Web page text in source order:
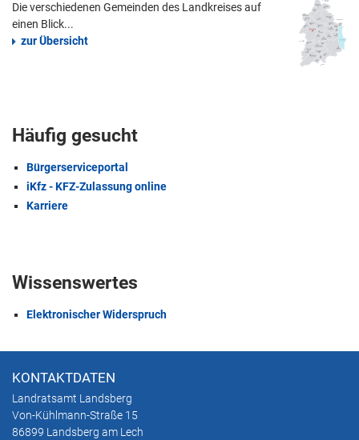
Die verschiedenen Gemeinden des Landkreises auf
einen Blick...
zur Übersicht
Häufig gesucht
Bürgerserviceportal
iKfz - KFZ-Zulassung online
Karriere
Wissenswertes
Elektronischer Widerspruch
KONTAKTDATEN
Landratsamt Landsberg
Von-Kühlmann-Straße 15
86899 Landsberg am Lech